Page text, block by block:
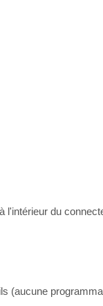
l'intérieur du
(aucune